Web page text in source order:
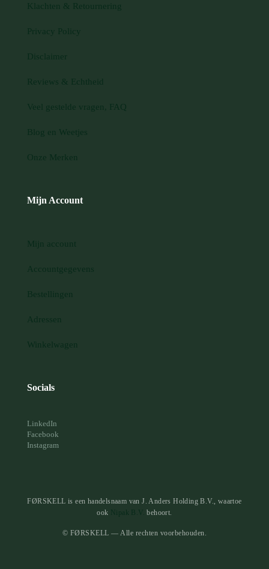
Klachten & Retournering
Privacy Policy
Disclaimer
Reviews & Echtheid
Veel gestelde vragen, FAQ
Blog en Weetjes
Onze Merken
Mijn Account
Mijn account
Accountgegevens
Bestellingen
Adressen
Winkelwagen
Socials
LinkedIn
Facebook
Instagram
FØRSKELL is een handelsnaam van J. Anders Holding B.V., waartoe
ook Nipak B.V. behoort.
© FØRSKELL — Alle rechten voorbehouden.